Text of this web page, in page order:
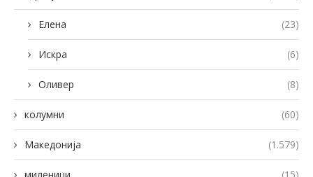
Елена (23)
Искра (6)
Оливер (8)
колумни (60)
Македонија (1.579)